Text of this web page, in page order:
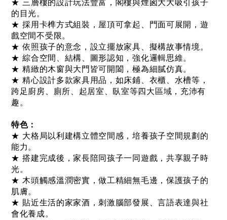
★ 三層樓的設計玩法豐富，閣樓與煙囪大大吸引孩子
的目光。
★ 採用卡榫方式組裝，屋頂可拿起、門面可展開，遊
戲空間不受限。
★ 依照孩子的意念，設立擺放家具、擬構故事情境。
★ 綜合空間、結構、圖形認知，強化邏輯思維。
★ 精緻的木窗與大門皆可開闔，極為細膩仿真。
★ 精心設計多款家具用品，如床鋪、衣櫃、水槽等，
跨足廚房、廁所、起居室、臥室等四大區域，充沛有
趣。
特色：
★ 大格局以利建構立體空間感，培養孩子空間規劃的
能力。
★ 搭建完成後，家長陪同孩子一同遊戲，共享親子時
光。
★ 木頭觸感溫潤密實，做工精細無毛邊，保護孩子的
肌膚。
★ 貼近生活的家家酒，刺激腦部發展、言語表達與社
會化養成。